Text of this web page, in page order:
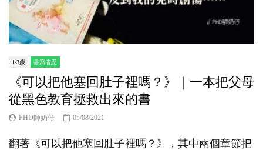
1-3歲 書寫省思
《可以把他塞回肚子裡嗎？》｜一本把父母
從黑色教育拯救出來的書
PHD師奶仔 05/08/2021
翻著《可以把他塞回肚子裡嗎？》，其中兩個章節把